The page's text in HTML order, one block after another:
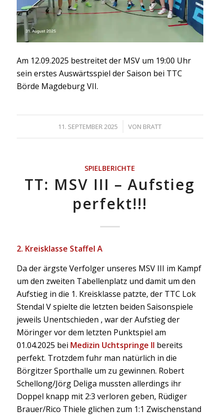
Am 12.09.2025 bestreitet der MSV um 19:00 Uhr
sein erstes Auswärtsspiel der Saison bei TTC
Börde Magdeburg VII.
11. SEPTEMBER 2025
/ VON BRATT
SPIELBERICHTE
TT: MSV III – Aufstieg
perfekt!!!
2. Kreisklasse Staffel A
Da der ärgste Verfolger unseres MSV III im Kampf
um den zweiten Tabellenplatz und damit um den
Aufstieg in die 1. Kreisklasse patzte, der TTC Lok
Stendal V spielte die letzten beiden Saisonspiele
jeweils Unentschieden , war der Aufstieg der
Möringer vor dem letzten Punktspiel am
01.04.2025 bei Medizin Uchtspringe II bereits
perfekt. Trotzdem fuhr man natürlich in die
Börgitzer Sporthalle um zu gewinnen. Robert
Schellong/Jörg Deliga mussten allerdings ihr
Doppel knapp mit 2:3 verloren geben, Rüdiger
Brauer/Rico Thiele glichen zum 1:1 Zwischenstand